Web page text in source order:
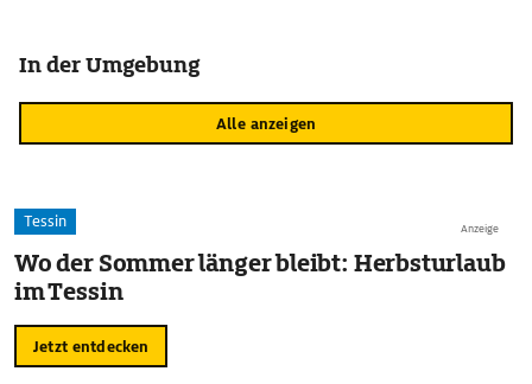
In der Umgebung
Alle anzeigen
Anzeige
Tessin
Wo der Sommer länger bleibt: Herbsturlaub
im Tessin
Jetzt entdecken